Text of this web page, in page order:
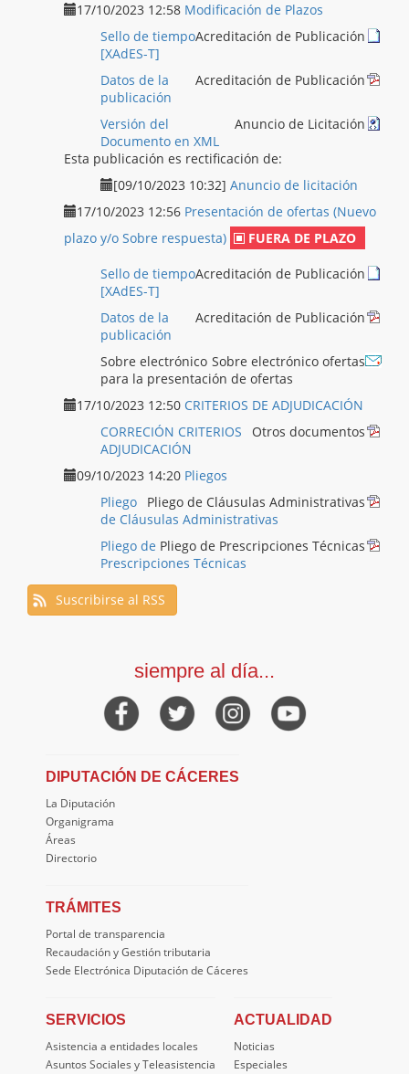
17/10/2023 12:58 Modificación de Plazos
Acreditación de Publicación
Sello de tiempo
[XAdES-T]
Acreditación de Publicación
Datos de la
publicación
Anuncio de Licitación
Versión del
Documento en XML
Esta publicación es rectificación de:
[09/10/2023 10:32] Anuncio de licitación
17/10/2023 12:56 Presentación de ofertas (Nuevo
plazo y/o Sobre respuesta)
FUERA DE PLAZO
Acreditación de Publicación
Sello de tiempo
[XAdES-T]
Acreditación de Publicación
Datos de la
publicación
Sobre electrónico ofertas
Sobre electrónico
para la presentación de ofertas
17/10/2023 12:50 CRITERIOS DE ADJUDICACIÓN
Otros documentos
CORRECIÓN CRITERIOS
ADJUDICACIÓN
09/10/2023 14:20 Pliegos
Pliego de Cláusulas Administrativas
Pliego
de Cláusulas Administrativas
Pliego de Prescripciones Técnicas
Pliego de
Prescripciones Técnicas
Suscribirse al RSS
siempre al día...
DIPUTACIÓN DE CÁCERES
La Diputación
Organigrama
Áreas
Directorio
TRÁMITES
Portal de transparencia
Recaudación y Gestión tributaria
Sede Electrónica Diputación de Cáceres
SERVICIOS
Asistencia a entidades locales
Asuntos Sociales y Teleasistencia
ACTUALIDAD
Noticias
Especiales